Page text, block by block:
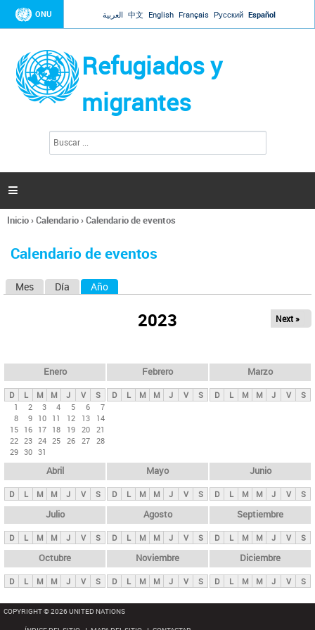
Jump to navigation
ONU العربية 中文 English Français Русский Español
Refugiados y
migrantes
l
d
s

Se
usted
Inicio›Calendario›Calendario de eventos
Calendario de eventos
s
p
n
i
p
a
l
s
Mes Día Año
2023 Next »
Enero
D L M M J V
S
1
2 3 4 5 6
7
8
9 10 11 12 13
14
15 16 17 18 19 20 21
22 23 24 25 26 27 28
29 30 31
Febrero
D L M M J V S
Marzo
D L M M J V S
Abril
D L M M J V S
Mayo
D L M M J V S
Junio
D L M M J V S
Julio
D L M M J V S
Agosto
D L M M J V S
Septiembre
D L M M J V S
Octubre
D L M M J V S
Noviembre
D L M M J V S
Diciembre
D L M M J V S
COPYRIGHT © 2026 UNITED NATIONS